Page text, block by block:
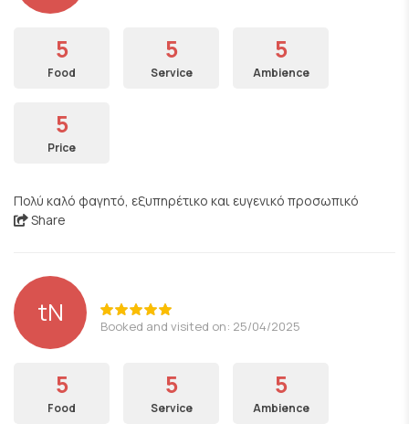
5
Food
5
Service
5
Ambience
5
Price
Πολύ καλό φαγητό, εξυπηρέτικο και ευγενικό προσωπικό
Share
tN Booked and visited on: 25/04/2025
5
Food
5
Service
5
Ambience